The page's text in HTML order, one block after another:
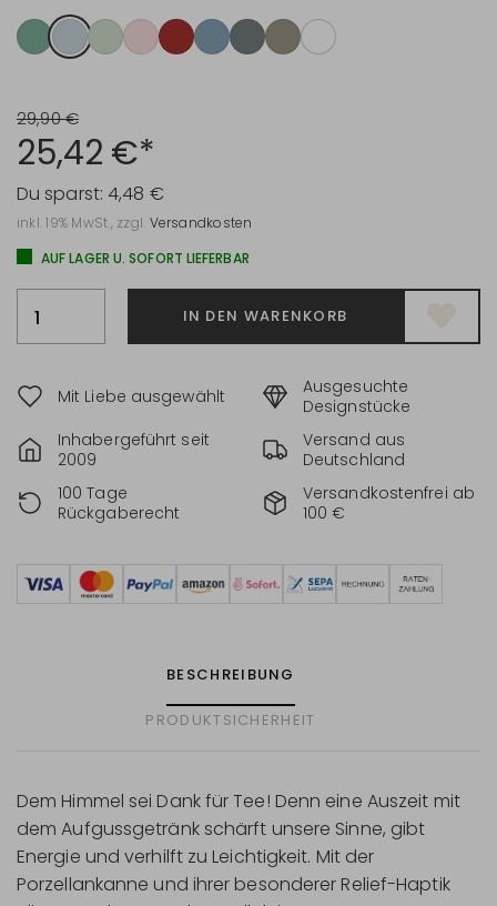
29,90 €
25,42 €*
Du sparst: 4,48 €
inkl. 19% MwSt., zzgl. Versandkosten
AUF LAGER U. SOFORT LIEFERBAR
IN DEN WARENKORB
Mit Liebe ausgewählt
Ausgesuchte
Designstücke
Inhabergeführt seit
2009
Versand aus
Deutschland
100 Tage
Rückgaberecht
Versandkostenfrei ab
100 €
BESCHREIBUNG
PRODUKTSICHERHEIT
Dem Himmel sei Dank für Tee! Denn eine Auszeit mit
dem Aufgussgetränk schärft unsere Sinne, gibt
Energie und verhilft zu Leichtigkeit. Mit der
Porzellankanne und ihrer besonderer Relief-Haptik